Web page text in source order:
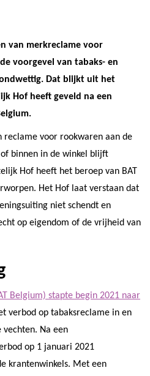
van merkreclame voor
voorgevel van tabaks- en
Dat blijkt uit het
Hof heeft geveld na een
reclame voor rookwaren aan de
binnen in de winkel blijft
Hof heeft het beroep van BAT
Het Hof laat verstaan dat
niet schendt en
op eigendom of de vrijheid van
Belgium) stapte begin 2021 naar
verbod op tabaksreclame in en
vechten. Na een
op 1 januari 2021
krantenwinkels. Met een